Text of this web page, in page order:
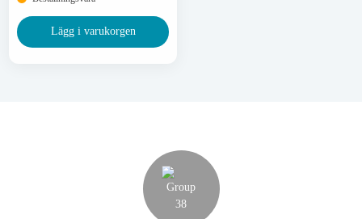
Diamantkapklingor
Lägg i varukorgen